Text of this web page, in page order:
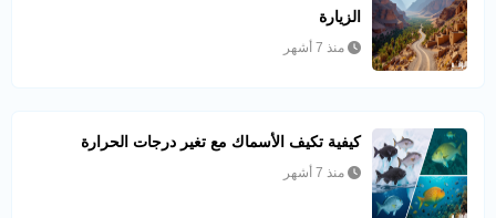
الزيارة
منذ 7 أشهر
كيفية تكيف الأسماك مع تغير درجات الحرارة
منذ 7 أشهر